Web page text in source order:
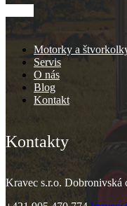
Motorky a
Servis
O nás
Blog
Kontakt
Kontakty
Kravec s.r.o. Dobronivská